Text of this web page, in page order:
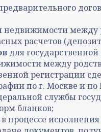
недвижимости
расчетов
для
между
регистрации
по г. Москве и по
службы
бланков;